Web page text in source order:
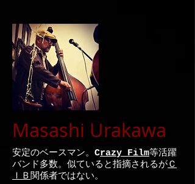
Masashi Urakawa
​安定のベースマン。 Crazy Film等活躍
バンド多数。似ていると指摘されるがＣ
ＩＢ 関係者ではない。